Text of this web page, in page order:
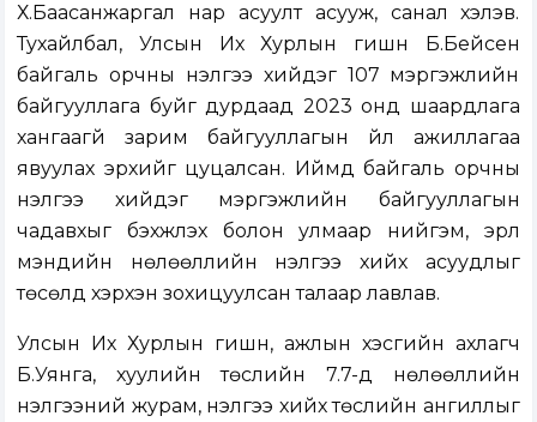
Х.Баасанжаргал нар асуулт асууж, санал хэлэв.
Тухайлбал, Улсын Их Хурлын гишүүн Б.Бейсен
байгаль орчны үнэлгээ хийдэг 107 мэргэжлийн
байгууллага буйг дурдаад 2023 онд шаардлага
хангаагүй зарим байгууллагын үйл ажиллагаа
явуулах эрхийг цуцалсан. Иймд байгаль орчны
үнэлгээ хийдэг мэргэжлийн байгууллагын
чадавхыг бэхжүүлэх болон улмаар нийгэм, эрүүл
мэндийн нөлөөллийн үнэлгээ хийх асуудлыг
төсөлд хэрхэн зохицуулсан талаар лавлав.
Улсын Их Хурлын гишүүн, ажлын хэсгийн ахлагч
Б.Уянга, хуулийн төслийн 7.7-д нөлөөллийн
үнэлгээний журам, үнэлгээ хийх төслийн ангиллыг